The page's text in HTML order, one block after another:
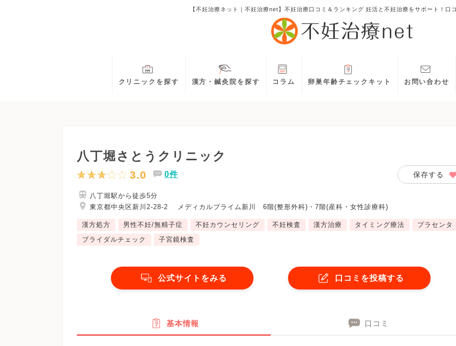
【不妊治療ネット｜不妊治療net】不妊治療口コミ＆ランキング 妊活と不妊治療をサポート！口
クリニックを探す 漢方・鍼灸院を探す コラム 卵巣年齢チェックキット お問い合わせ
八丁堀さとうクリニック
3.0 0件 保存する
八丁堀駅から徒歩5分
東京都中央区新川2-28-2 メディカルプライム新川 6階(整形外科)・7階(産科・女性診療科)
漢方処方 男性不妊/無精子症 不妊カウンセリング 不妊検査 漢方治療 タイミング療法
プラセンタ
ブライダルチェック
子宮鏡検査
公式サイトをみる 口コミを投稿する
基本情報 口コミ